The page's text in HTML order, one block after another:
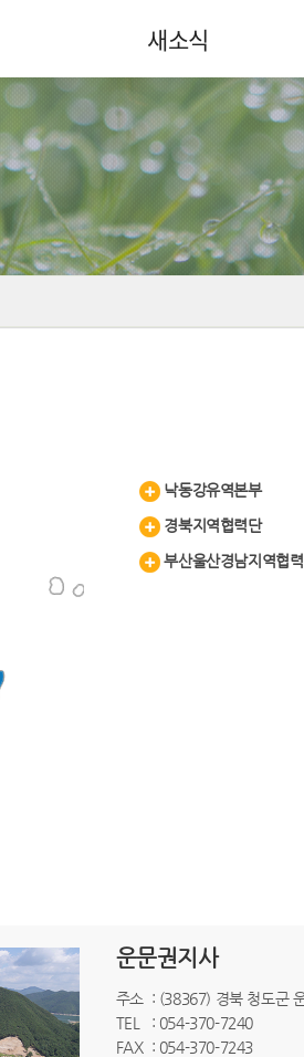
새소식
낙동강유역본부
경북지역협력단
부산울산경남지역협
운문권지사
주소 : (38367) 경북 청도군
TEL
: 054-370-7240
FAX : 054-370-7243